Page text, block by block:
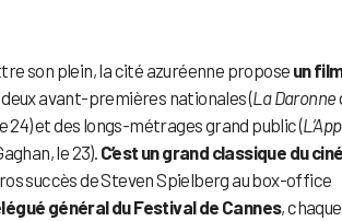
son plein, la cité azuréenne propose un
avant-premières nationales (La Daronne
24) et des longs-métrages grand public (
le 23). C’est un grand classique du
succès de Steven Spielberg au box-office
général du Festival de Cannes, chaque